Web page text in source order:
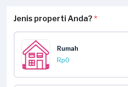
Jenis properti Anda? *
Rumah
Rp0